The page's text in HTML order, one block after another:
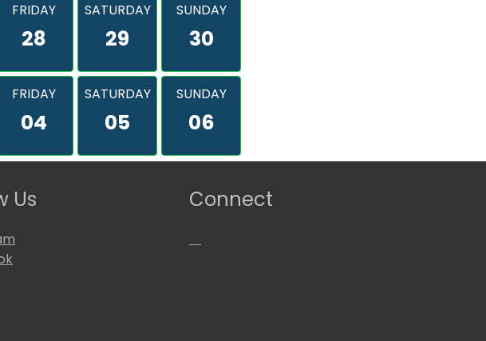
FRIDAY
28
SATURDAY
29
SUNDAY
30
FRIDAY
04
SATURDAY
05
SUNDAY
06
Us Connect